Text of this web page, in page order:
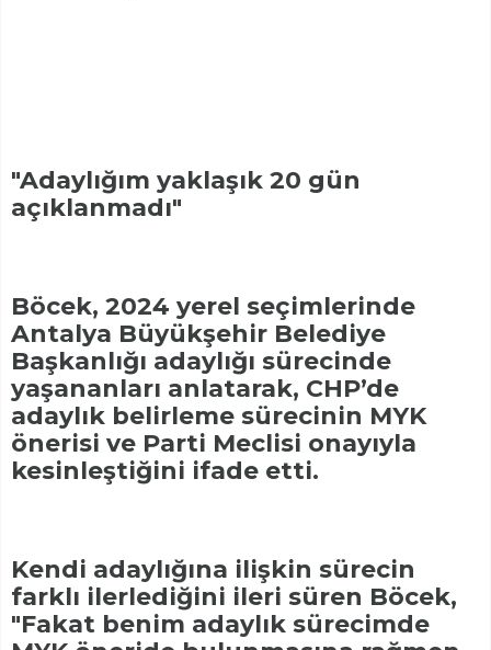
"Adaylığım yaklaşık 20 gün
açıklanmadı"
Böcek, 2024 yerel seçimlerinde
Antalya Büyükşehir Belediye
Başkanlığı adaylığı sürecinde
yaşananları anlatarak, CHP’de
adaylık belirleme sürecinin MYK
önerisi ve Parti Meclisi onayıyla
kesinleştiğini ifade etti.
Kendi adaylığına ilişkin sürecin
farklı ilerlediğini ileri süren Böcek,
"Fakat benim adaylık sürecimde